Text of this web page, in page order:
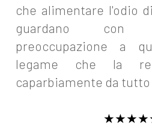
che alimentare l'odio
guardano con
preoccupazione a
legame che la
caparbiamente da tutto